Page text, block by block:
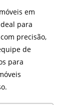
em
para
precisão,
de
para